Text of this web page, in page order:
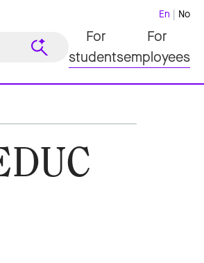
En No
For
students
For
employees